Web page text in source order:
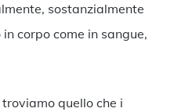
sostanzialmente
corpo come in sangue,
quello che i